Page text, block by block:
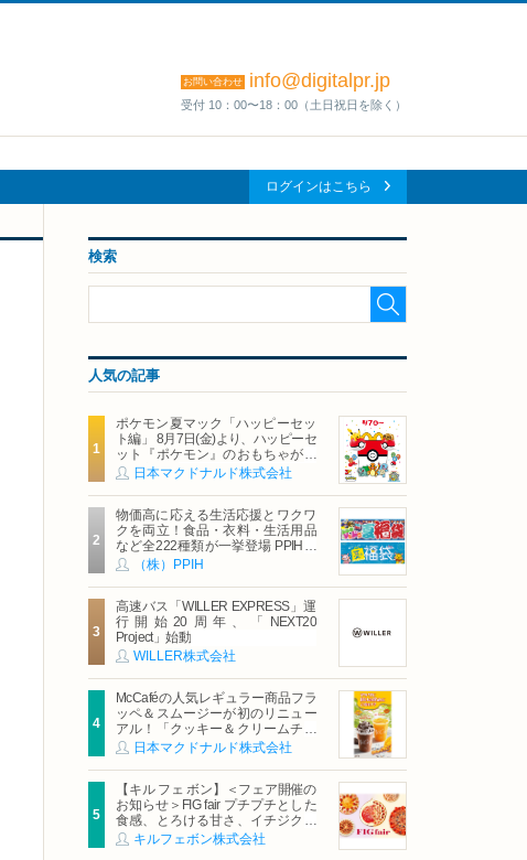
お問い合わせ info@digitalpr.jp
受付 10：00〜18：00（土日祝日を除く）
ログインはこちら
検索
人気の記事
ポケモン夏マック「ハッピーセッ
ト編」 8月7日(金)より、ハッピーセ
ット『ポケモン』のおもちゃが期
間限定登場
日本マクドナルド株式会社
物価高に応える生活応援とワクワ
クを両立！食品・衣料・生活用品
など全222種類が一挙登場 PPIHグ
ループ「夏福袋」＆セール 8月6日
(木)より順次スタート
（株）PPIH
高速バス「WILLER EXPRESS」運
行開始20周年、「NEXT20
Project」始動
WILLER株式会社
McCaféの人気レギュラー商品フラ
ッペ＆スムージーが初のリニュー
アル！「クッキー＆クリームチョ
コフラッペ」「マンゴースムージ
ー」8月5日（水）から販売開始
日本マクドナルド株式会社
【キル フェ ボン】＜フェア開催の
お知らせ＞FIG fair プチプチとした
食感、とろける甘さ、イチジクの
魅力をたっぷりと。新作を含め、
イチジク尽くしの全4種が登場8月
キルフェボン株式会社